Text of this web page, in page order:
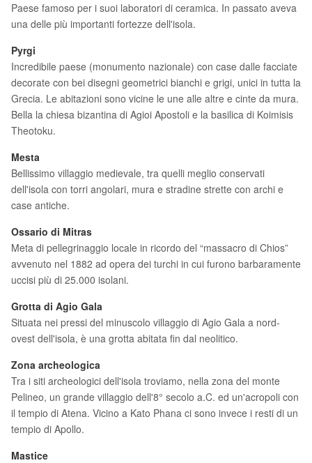
Paese famoso per i suoi laboratori di ceramica. In passato aveva
una delle più importanti fortezze dell'isola.
Pyrgi
Incredibile paese (monumento nazionale) con case dalle facciate
decorate con bei disegni geometrici bianchi e grigi, unici in tutta la
Grecia. Le abitazioni sono vicine le une alle altre e cinte da mura.
Bella la chiesa bizantina di Agioi Apostoli e la basilica di Koimisis
Theotoku.
Mesta
Bellissimo villaggio medievale, tra quelli meglio conservati
dell'isola con torri angolari, mura e stradine strette con archi e
case antiche.
Ossario di Mitras
Meta di pellegrinaggio locale in ricordo del “massacro di Chios”
avvenuto nel 1882 ad opera dei turchi in cui furono barbaramente
uccisi più di 25.000 isolani.
Grotta di Agio Gala
Situata nei pressi del minuscolo villaggio di Agio Gala a nord-
ovest dell'isola, è una grotta abitata fin dal neolitico.
Zona archeologica
Tra i siti archeologici dell'isola troviamo, nella zona del monte
Pelineo, un grande villaggio dell'8° secolo a.C. ed un'acropoli con
il tempio di Atena. Vicino a Kato Phana ci sono invece i resti di un
tempio di Apollo.
Mastice